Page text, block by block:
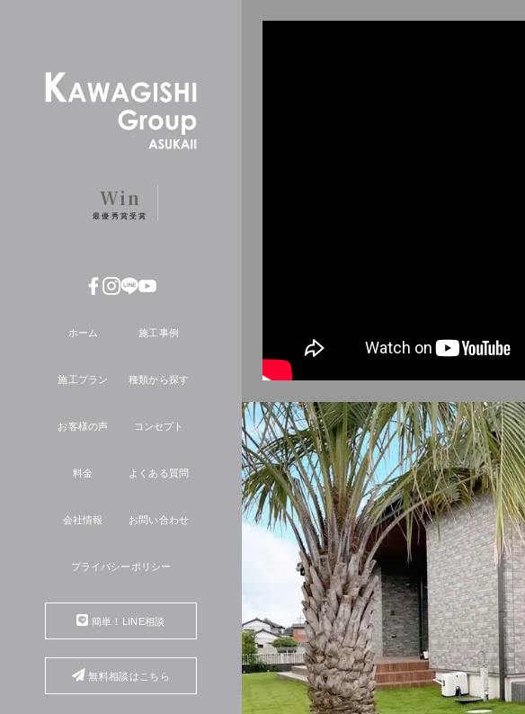
Win
最優秀賞受賞
ホーム 施工事例
施工プラン 種類から探す
お客様の声 コンセプト
料金 よくある質問
会社情報 お問い合わせ
プライバシーポリシー
簡単！LINE相談
無料相談はこちら